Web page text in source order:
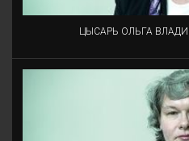
ЦЫСАРЬ ОЛЬГА